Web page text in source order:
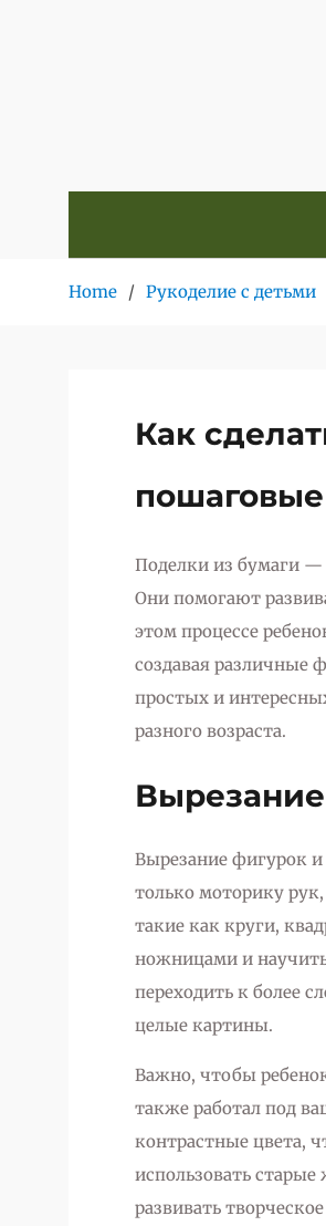
Home Рукоделие с детьми
Как
Поделки из бумаги —
Они помогают
этом процессе
создавая различные
простых и
разного возраста.
Вырезание фигурок и
только моторику
такие как круги,
ножницами и
переходить к более
целые картины.
Важно, чтобы
также работал под
контрастные цвета,
использовать
развивать